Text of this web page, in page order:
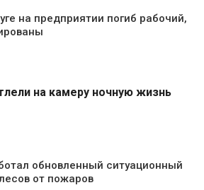
на предприятии погиб рабочий,
на камеру ночную жизнь
обновленный ситуационный
от пожаров